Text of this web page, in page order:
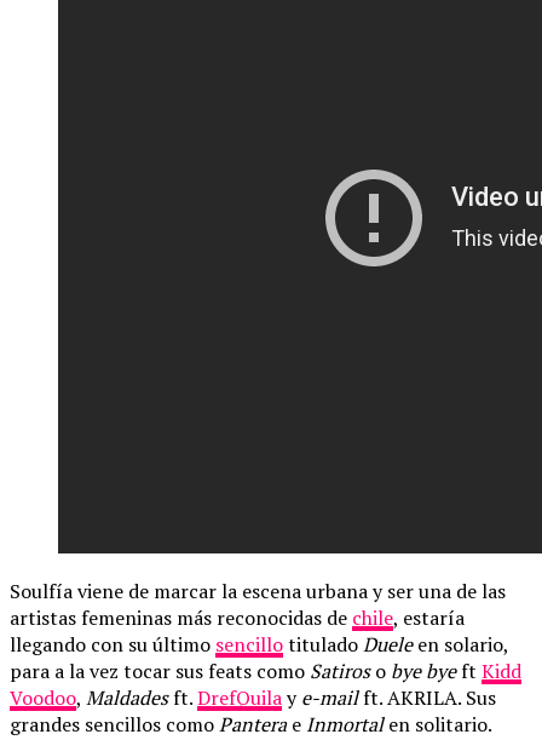
Soulfía viene de marcar la escena urbana y ser una de las
artistas femeninas más reconocidas de chile, estaría
llegando con su último sencillotituladoDueleen solario,
para a la vez tocar sus feats como Satiroso bye byeft Kidd
Voodoo, Maldadesft.DrefQuilaye-mailft. AKRILA. Sus
grandes sencillos comoPanterae Inmortalen solitario.